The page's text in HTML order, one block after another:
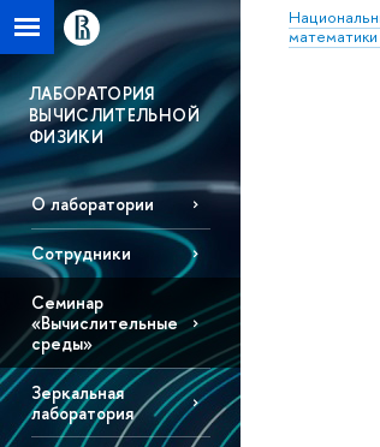
ЛАБОРАТОРИЯ
ВЫЧИСЛИТЕЛЬНОЙ
ФИЗИКИ
О лаборатории
Сотрудники
Семинар
«Вычислительные
среды»
Зеркальная
лаборатория